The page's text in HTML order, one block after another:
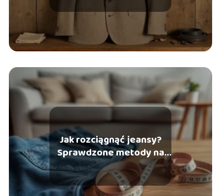
Jak rozciągnąć jeansy?
Sprawdzone metody na
idealne dopasowanie